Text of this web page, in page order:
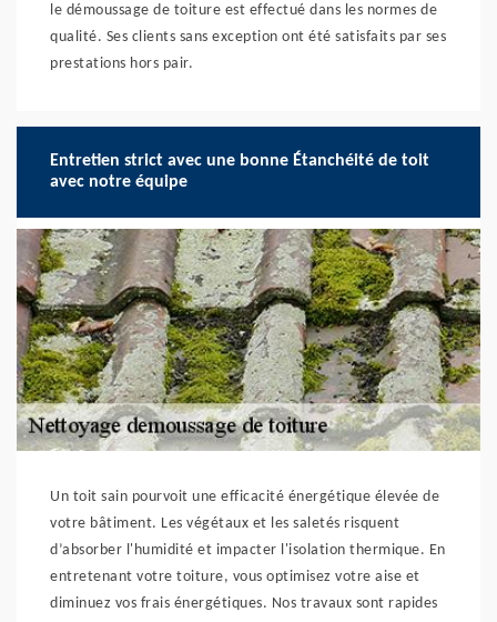
le démoussage de toiture est effectué dans les normes de
qualité. Ses clients sans exception ont été satisfaits par ses
prestations hors pair.
Entretien strict avec une bonne Étanchéité de toit
avec notre équipe
Un toit sain pourvoit une efficacité énergétique élevée de
votre bâtiment. Les végétaux et les saletés risquent
d’absorber l'humidité et impacter l'isolation thermique. En
entretenant votre toiture, vous optimisez votre aise et
diminuez vos frais énergétiques. Nos travaux sont rapides